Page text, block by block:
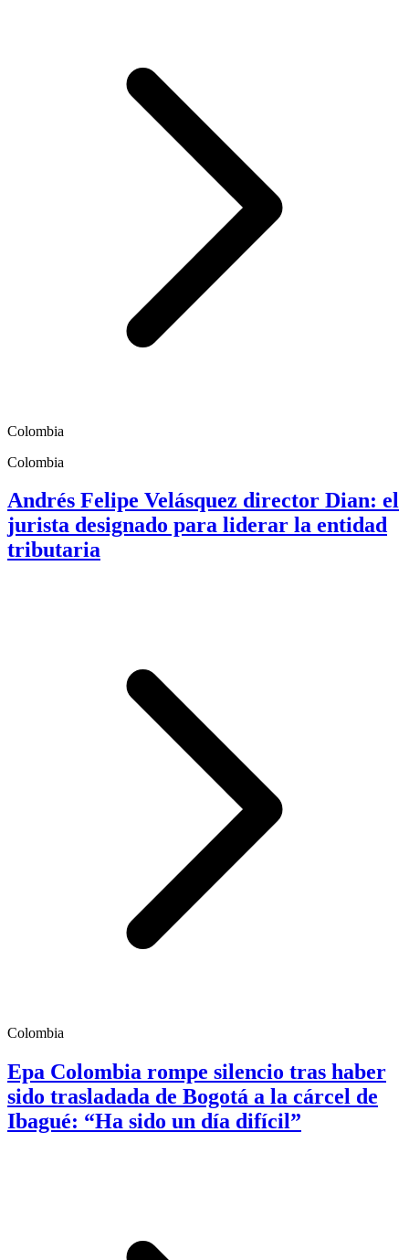
Colombia
Colombia
Andrés Felipe Velásquez director Dian: el
jurista designado para liderar la entidad
tributaria
Colombia
Epa Colombia rompe silencio tras haber
sido trasladada de Bogotá a la cárcel de
Ibagué: “Ha sido un día difícil”